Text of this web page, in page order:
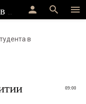
menu
search
person
в
09:00